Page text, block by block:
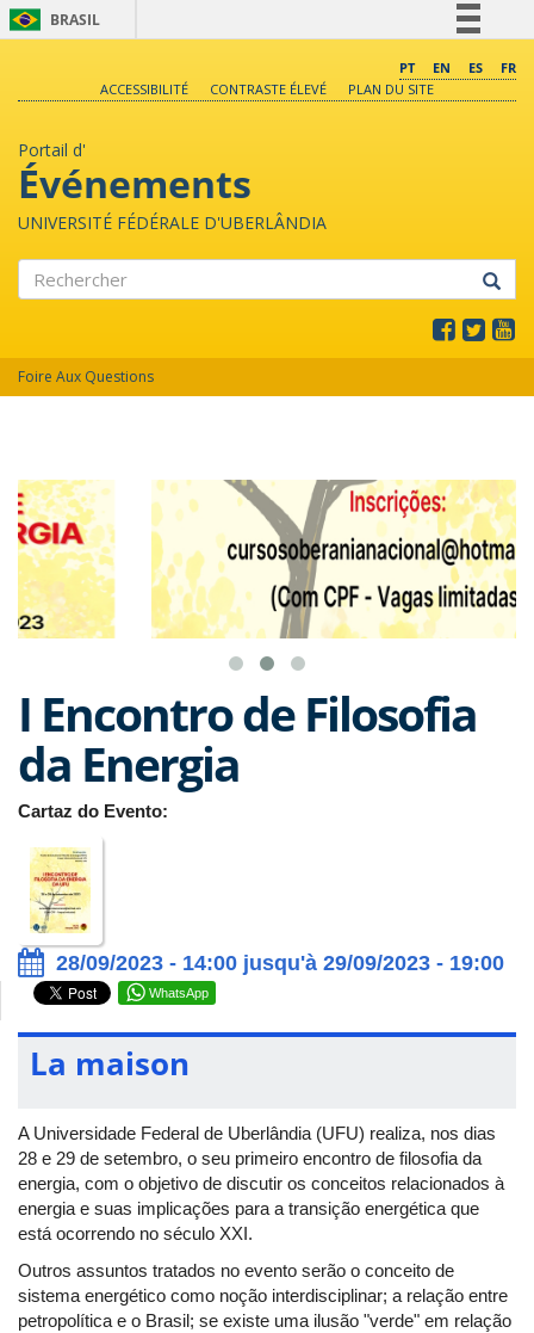
BRASIL
Comunica BR
PT EN ES
FR
ACCESSIBILITÉ
CONTRASTE ÉLEVÉ PLAN DU SITE
Portail d'
Événements
UNIVERSITÉ FÉDÉRALE D'UBERLÂNDIA
Foire Aux Questions
I Encontro de Filosofia
da Energia
Cartaz do Evento:
28/09/2023 - 14:00 jusqu'à 29/09/2023 - 19:00
WhatsApp
La maison
A Universidade Federal de Uberlândia (UFU) realiza, nos dias
28 e 29 de setembro, o seu primeiro encontro de filosofia da
energia, com o objetivo de discutir os conceitos relacionados à
energia e suas implicações para a transição energética que
está ocorrendo no século XXI.
Outros assuntos tratados no evento serão o conceito de
sistema energético como noção interdisciplinar; a relação entre
petropolítica e o Brasil; se existe uma ilusão "verde" em relação